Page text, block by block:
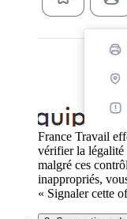
France Travail
vérifier la légalité
malgré ces
inappropriés,
« Signaler cette